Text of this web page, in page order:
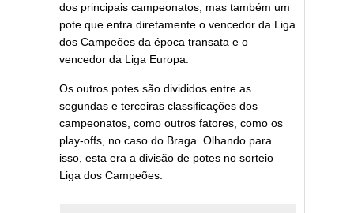
dos principais campeonatos, mas também um
pote que entra diretamente o vencedor da Liga
dos Campeões da época transata e o
vencedor da Liga Europa.
Os outros potes são divididos entre as
segundas e terceiras classificações dos
campeonatos, como outros fatores, como os
play-offs, no caso do Braga. Olhando para
isso, esta era a divisão de potes no sorteio
Liga dos Campeões: